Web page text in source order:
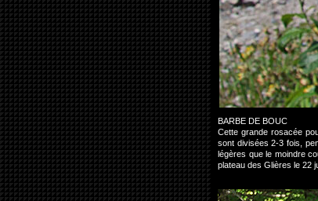
BARBE DE BOUC
Cette grande rosacée
sont divisées 2-3 fois,
légères que le moindre
plateau des Glières le 22